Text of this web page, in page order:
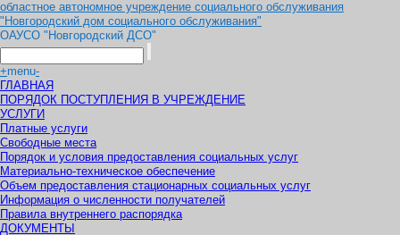
областное автономное учреждение социального обслуживания
"Новгородский дом социального обслуживания"
ОАУСО "Новгородский ДСО"
+menu-
ГЛАВНАЯ
ПОРЯДОК ПОСТУПЛЕНИЯ В УЧРЕЖДЕНИЕ
УСЛУГИ
Платные услуги
Свободные места
Порядок и условия предоставления социальных услуг
Материально-техническое обеспечение
Объем предоставления стационарных социальных услуг
Информация о численности получателей
Правила внутреннего распорядка
ДОКУМЕНТЫ